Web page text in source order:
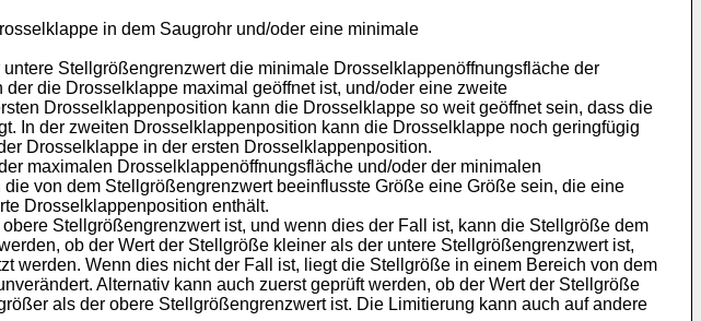
in dem Saugrohr und/oder eine minimale
Stellgrößengrenzwert die minimale Drosselklappenöffnungsfläche der
die Drosselklappe maximal geöffnet ist, und/oder eine zweite
Drosselklappenposition kann die Drosselklappe so weit geöffnet sein, dass die
In der zweiten Drosselklappenposition kann die Drosselklappe noch geringfügig
Drosselklappe in der ersten Drosselklappenposition.
maximalen Drosselklappenöffnungsfläche und/oder der minimalen
von dem Stellgrößengrenzwert beeinflusste Größe eine Größe sein, die eine
Drosselklappenposition enthält.
Stellgrößengrenzwert ist, und wenn dies der Fall ist, kann die Stellgröße dem
ob der Wert der Stellgröße kleiner als der untere Stellgrößengrenzwert ist,
werden. Wenn dies nicht der Fall ist, liegt die Stellgröße in einem Bereich von dem
Alternativ kann auch zuerst geprüft werden, ob der Wert der Stellgröße
als der obere Stellgrößengrenzwert ist. Die Limitierung kann auch auf andere